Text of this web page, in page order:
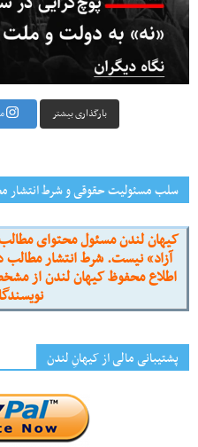
بارگذاری بیشتر
سلب مسئولیت حقوقی و شرط انتشار
کیهان لندن مسئول محتوای
آزاد» نیست. شرط انتشار مطالب
اطلاع محفوظ کیهان لندن از
پشتیبانی مالی از کیهانِ لندن